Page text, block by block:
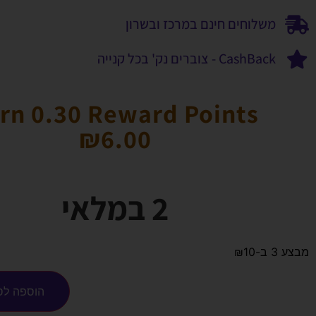
משלוחים חינם במרכז ובשרון
CashBack - צוברים נק' בכל קנייה
0.30 Reward Points
₪6.00
2 במלאי
מבצע 3 ב-₪10
הוספה